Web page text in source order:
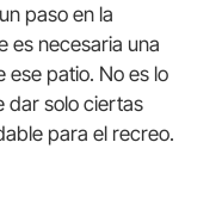
paso en la
es necesaria una
ese patio. No es lo
dar solo ciertas
para el recreo.